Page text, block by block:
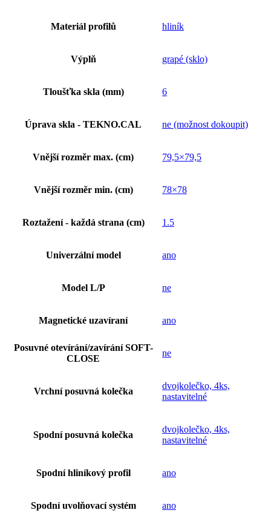
Materiál profilů hliník
Výplň grapé (sklo)
Tloušťka skla (mm) 6
Úprava skla - TEKNO.CAL ne (možnost dokoupit)
Vnější rozměr max. (cm) 79,5×79,5
Vnější rozměr min. (cm) 78×78
Roztažení - každá strana (cm) 1.5
Univerzální model ano
Model L/P ne
Magnetické uzavíraní ano
Posuvné otevírání/zavírání SOFT-
CLOSE
ne
Vrchní posuvná kolečka
dvojkolečko, 4ks,
nastavitelné
Spodní posuvná kolečka
dvojkolečko, 4ks,
nastavitelné
Spodní hliníkový profil ano
Spodní uvolňovací systém ano